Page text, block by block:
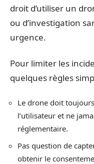
droit d’utiliser un
ou d’investigation
urgence.
Pour limiter les
quelques règles
Le drone doit
l’utilisateur et ne
réglementaire.
Pas question de
obtenir le